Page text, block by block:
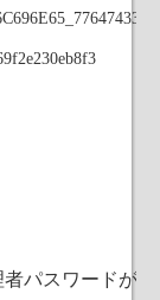
パスワードが